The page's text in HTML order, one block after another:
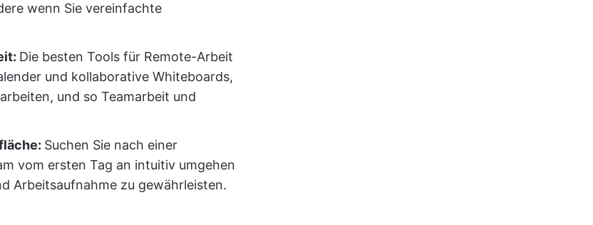
wenn Sie vereinfachte
Die besten Tools für Remote-Arbeit
und kollaborative Whiteboards,
und so Teamarbeit und
Suchen Sie nach einer
vom ersten Tag an intuitiv umgehen
Arbeitsaufnahme zu gewährleisten.